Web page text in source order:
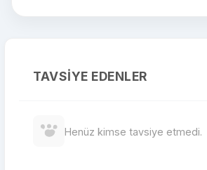
TAVSIYE EDENLER
Henüz kimse tavsiye etmedi.